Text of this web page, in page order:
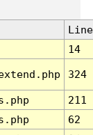
Line
14
324
211
62